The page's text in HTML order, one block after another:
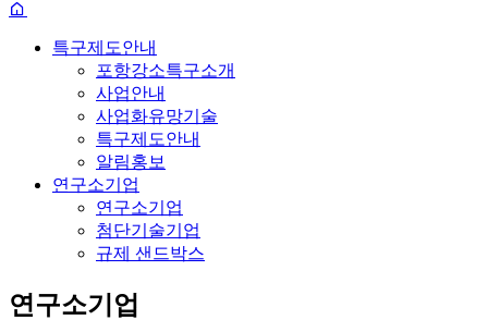
특구제도안내
포항강소특구소개
사업안내
사업화유망기술
특구제도안내
알림홍보
연구소기업
연구소기업
첨단기술기업
규제 샌드박스
연구소기업